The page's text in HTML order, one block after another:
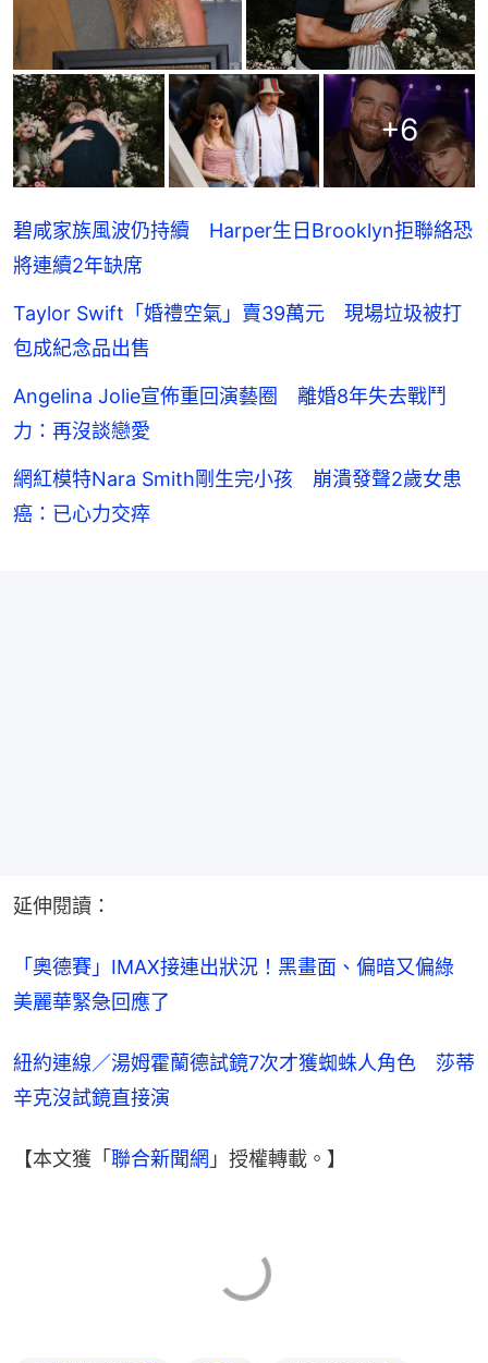
+6
碧咸家族風波仍持續 Harper生日Brooklyn拒聯絡恐
將連續2年缺席
Taylor Swift「婚禮空氣」賣39萬元 現場垃圾被打
包成紀念品出售
Angelina Jolie宣佈重回演藝圈 離婚8年失去戰鬥
力：再沒談戀愛
網紅模特Nara Smith剛生完小孩 崩潰發聲2歲女患
癌：已心力交瘁
延伸閱讀：
「奧德賽」IMAX接連出狀況！黑畫面、偏暗又偏綠
美麗華緊急回應了
紐約連線／湯姆霍蘭德試鏡7次才獲蜘蛛人角色　莎蒂
辛克沒試鏡直接演
【本文獲「聯合新聞網 」授權轉載。】